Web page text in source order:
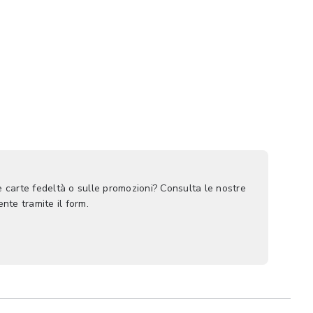
carte fedeltà o sulle promozioni? Consulta le nostre
tramite il form.